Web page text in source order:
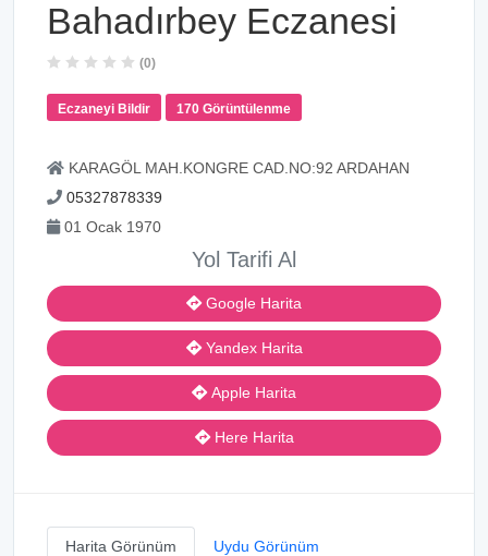
Bahadırbey Eczanesi
(0)
Eczaneyi Bildir 170 Görüntülenme
KARAGÖL MAH.KONGRE CAD.NO:92 ARDAHAN
05327878339
01 Ocak 1970
Yol Tarifi Al
Google Harita
Yandex Harita
Apple Harita
Here Harita
Harita Görünüm Uydu Görünüm